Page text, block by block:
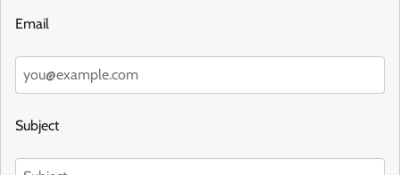
Email
Subject